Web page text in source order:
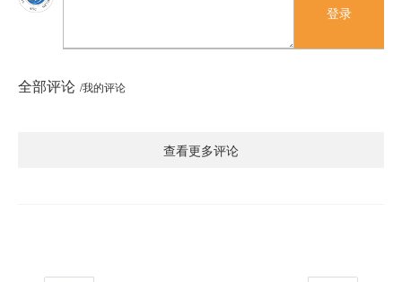
登录
全部评论 /我的评论
查看更多评论